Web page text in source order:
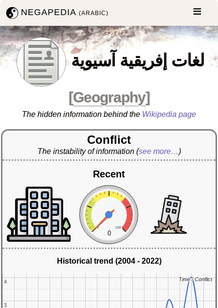
NEGAPEDIA(ARABIC)
لغات إفريقية آسيوية
[Geography]
The hidden information behind the Wikipedia page
Conflict
The instability of information (see more…)
Recent
0 100
0
Historical trend (2004 - 2022)
3
3
4
4 Time / Conflict
Time / Conflict